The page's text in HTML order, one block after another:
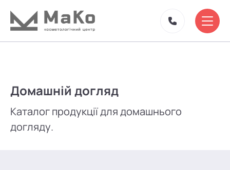
Домашній догляд
Каталог продукції для домашнього
догляду.